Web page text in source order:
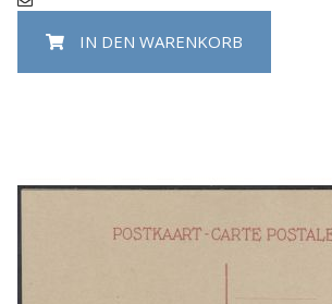
IN DEN WARENKORB